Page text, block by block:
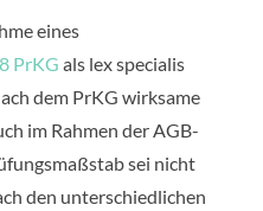
eines
8 PrKG als lex specialis
dem PrKG wirksame
im Rahmen der AGB-
sei nicht
den unterschiedlichen